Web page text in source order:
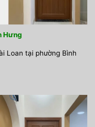
Hưng
Loan tại phường Bình